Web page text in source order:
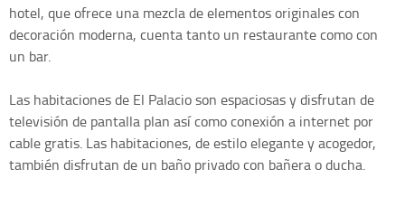
hotel, que ofrece una mezcla de elementos originales con
decoración moderna, cuenta tanto un restaurante como con
un bar.
Las habitaciones de El Palacio son espaciosas y disfrutan de
televisión de pantalla plan así como conexión a internet por
cable gratis. Las habitaciones, de estilo elegante y acogedor,
también disfrutan de un baño privado con bañera o ducha.